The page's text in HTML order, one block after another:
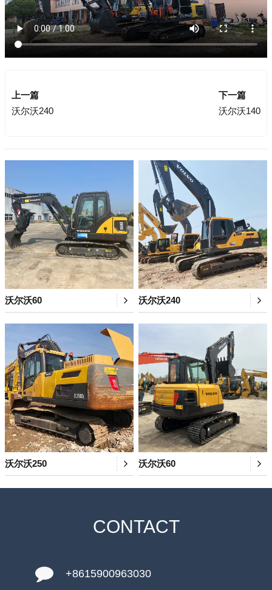
上一篇
沃尔沃240
下一篇
沃尔沃140
沃尔沃60 沃尔沃240
沃尔沃250 沃尔沃60
CONTACT
+8615900963030